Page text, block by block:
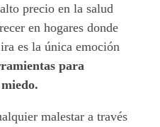
precio en la salud
en hogares donde
es la única emoción
para
malestar a través